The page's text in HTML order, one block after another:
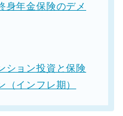
年金保険のデメ
ション投資と保険
（インフレ期）